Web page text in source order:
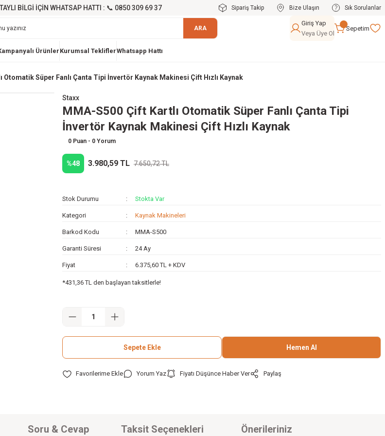
BİLGİ İÇİN WHATSAP HATTI : 📞 0850 309 69 37 Sipariş Takip Bize Ulaşın Sık Sorulanlar
ARA
Giriş Yap
Veya Üye Ol
Sepetim
Ürünler Kurumsal TekliflerWhatsapp Hattı
Otomatik Süper Fanlı Çanta Tipi İnvertör Kaynak Makinesi Çift Hızlı Kaynak
Staxx
MMA-S500 Çift Kartlı Otomatik Süper Fanlı Çanta Tipi
İnvertör Kaynak Makinesi Çift Hızlı Kaynak
0 Puan - 0 Yorum
%48 3.980,59 TL 7.650,72 TL
Stok Durumu Stokta Var
Kategori Kaynak Makineleri
Barkod Kodu MMA-S500
Garanti Süresi 24 Ay
Fiyat 6.375,60 TL + KDV
*431,36 TL den başlayan taksitlerle!
Sepete Ekle Hemen Al
Yorum Yaz Fiyatı Düşünce Haber Ver Paylaş
Soru & Cevap Taksit Seçenekleri Önerileriniz